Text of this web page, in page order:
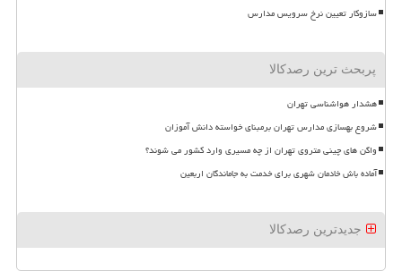
سازوکار تعیین نرخ سرویس مدارس
پربحث ترین رصدکالا
هشدار هواشناسی تهران
شروع بهسازی مدارس تهران برمبنای خواسته دانش آموزان
واگن های چینی متروی تهران از چه مسیری وارد کشور می شوند؟
آماده باش خادمان شهری برای خدمت به جاماندگان اربعین
جدیدترین رصدکالا